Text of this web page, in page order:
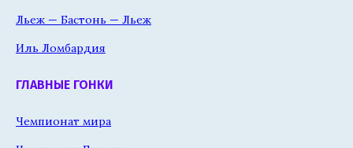
Льеж — Бастонь — Льеж
Иль Ломбардия
ГЛАВНЫЕ ГОНКИ
Чемпионат мира